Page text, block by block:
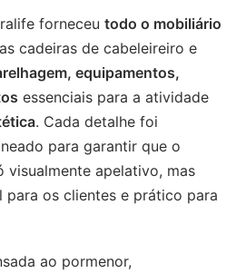
forneceu todo o mobiliário
cadeiras de cabeleireiro e
equipamentos,
essenciais para a atividade
. Cada detalhe foi
para garantir que o
visualmente apelativo, mas
os clientes e prático para
ao pormenor,